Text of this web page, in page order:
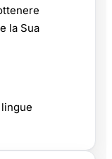
la Sua